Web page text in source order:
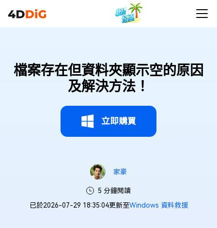
檔案存在但資料夾顯示空的原因
及解決方法！
立即購買
家豪
5 分鐘閱讀
已於2026-07-29 18:35:04更新至Windows 資料救援